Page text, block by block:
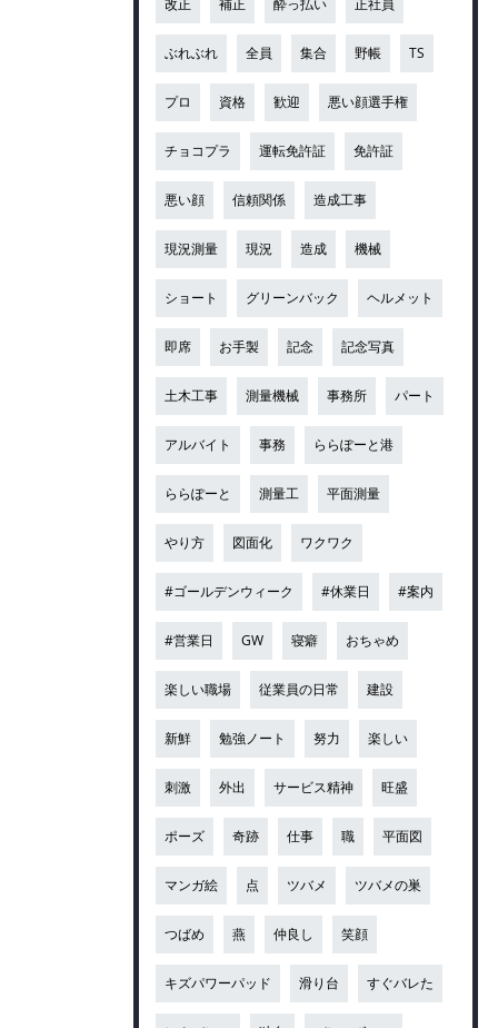
改正 補正 酔っ払い 正社員
ぶれぶれ 全員 集合 野帳 TS
プロ 資格 歓迎 悪い顔選手権
チョコプラ 運転免許証 免許証
悪い顔 信頼関係 造成工事
現況測量 現況 造成 機械
ショート グリーンバック ヘルメット
即席 お手製 記念 記念写真
土木工事 測量機械 事務所 パート
アルバイト 事務 ららぽーと港
ららぽーと 測量工 平面測量
やり方 図面化 ワクワク
#ゴールデンウィーク #休業日 #案内
#営業日 GW 寝癖 おちゃめ
楽しい職場 従業員の日常 建設
新鮮 勉強ノート 努力 楽しい
刺激 外出 サービス精神 旺盛
ポーズ 奇跡 仕事 職 平面図
マンガ絵 点 ツバメ ツバメの巣
つばめ 燕 仲良し 笑顔
キズパワーパッド 滑り台 すぐバレた